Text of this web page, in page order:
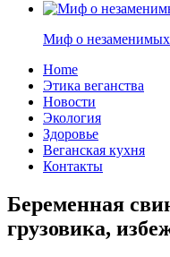
Миф о незаменимых
Home
Этика веганства
Новости
Экология
Здоровье
Веганская кухня
Контакты
Беременная
грузовика,